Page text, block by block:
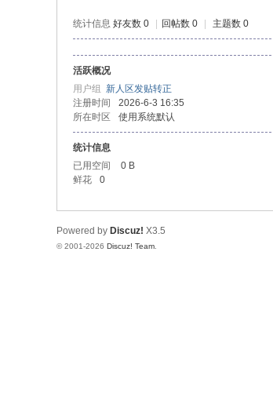
统计信息 好友数 0 回帖数 0 主题数 0
活跃概况
用户组 新人区发贴转正
注册时间
2026-6-3 16:35
所在时区
使用系统默认
统计信息
已用空间
0 B
鲜花
0
Powered by Discuz! X3.5
© 2001-2026 Discuz! Team